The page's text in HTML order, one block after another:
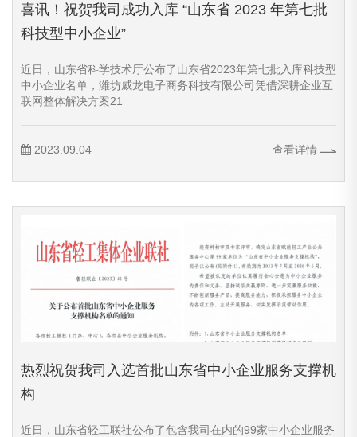
喜讯！祝贺我司成功入库 “山东省 2023 年第七批
科技型中小企业”
近日，山东省科学技术厅公布了山东省2023年第七批入库科技型
中小企业名单，潍坊威龙电子商务科技有限公司凭借深耕企业互
联网整体解决方案21
2023.09.04 查看详情
热烈祝贺我司入选首批山东省中小企业服务支撑机
构
近日，山东省轻工联社公布了包含我司在内的99家中小企业服务